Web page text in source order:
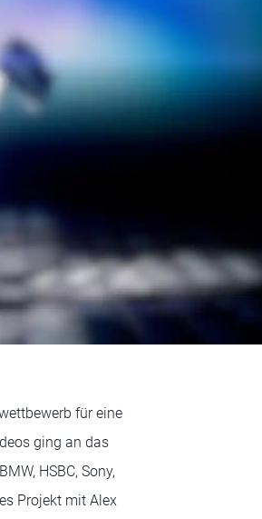
für eine
ging an das
HSBC, Sony,
Projekt mit Alex